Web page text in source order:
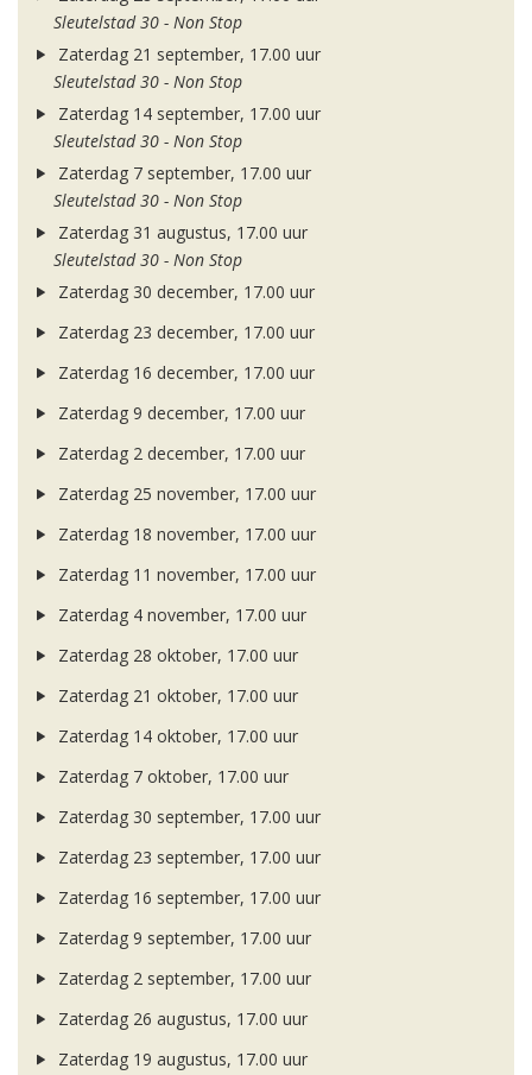
Sleutelstad 30 - Non Stop
Zaterdag 21 september, 17.00 uur
Sleutelstad 30 - Non Stop
Zaterdag 14 september, 17.00 uur
Sleutelstad 30 - Non Stop
Zaterdag 7 september, 17.00 uur
Sleutelstad 30 - Non Stop
Zaterdag 31 augustus, 17.00 uur
Sleutelstad 30 - Non Stop
Zaterdag 30 december, 17.00 uur
Zaterdag 23 december, 17.00 uur
Zaterdag 16 december, 17.00 uur
Zaterdag 9 december, 17.00 uur
Zaterdag 2 december, 17.00 uur
Zaterdag 25 november, 17.00 uur
Zaterdag 18 november, 17.00 uur
Zaterdag 11 november, 17.00 uur
Zaterdag 4 november, 17.00 uur
Zaterdag 28 oktober, 17.00 uur
Zaterdag 21 oktober, 17.00 uur
Zaterdag 14 oktober, 17.00 uur
Zaterdag 7 oktober, 17.00 uur
Zaterdag 30 september, 17.00 uur
Zaterdag 23 september, 17.00 uur
Zaterdag 16 september, 17.00 uur
Zaterdag 9 september, 17.00 uur
Zaterdag 2 september, 17.00 uur
Zaterdag 26 augustus, 17.00 uur
Zaterdag 19 augustus, 17.00 uur